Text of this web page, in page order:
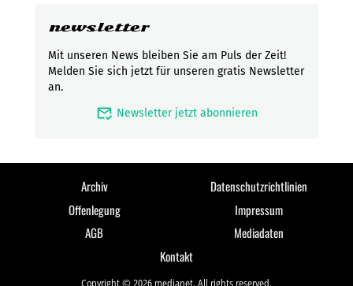
newsletter
Mit unseren News bleiben Sie am Puls der Zeit!
Melden Sie sich jetzt für unseren gratis Newsletter
an.
mark_email_read Newsletter jetzt abonnieren
Archiv
Datenschutzrichtlinien
Offenlegung
Impressum
AGB
Mediadaten
Kontakt
Copyright © 2026 medianet. All rights reserved.